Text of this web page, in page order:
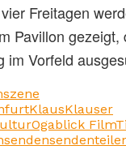
Freitagen
Pavillon gezeigt,
im Vorfeld
KlausKlauser
Ogablick Film
sendensenden